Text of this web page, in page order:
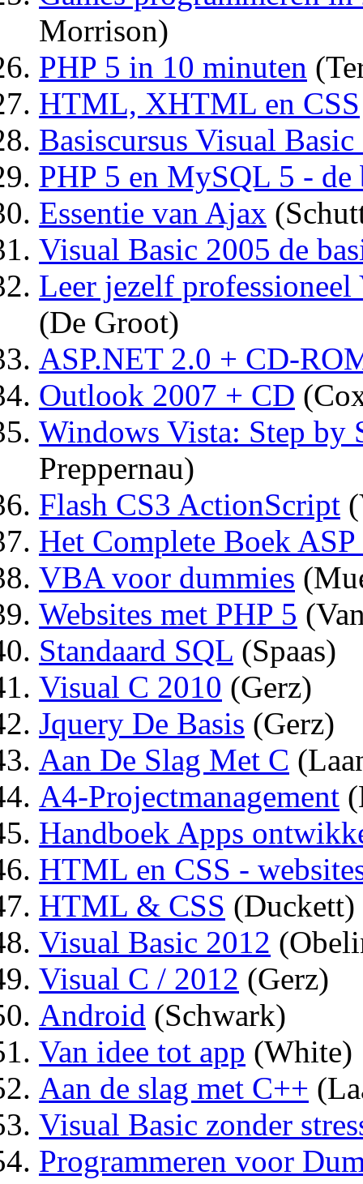
Morrison)
PHP 5 in 10 minuten
HTML, XHTML en CSS
Basiscursus Visual
PHP 5 en MySQL 5 - de
Essentie van Ajax
Visual Basic 2005 de
Leer jezelf
(De Groot)
ASP.NET 2.0 + CD-
Outlook 2007 + CD
Windows Vista: Step by
Preppernau)
Flash CS3 ActionScript
Het Complete Boek
VBA voor dummies
Websites met PHP 5
Standaard SQL (Spaas)
Visual C 2010 (Gerz)
Jquery De Basis (Gerz)
Aan De Slag Met C
A4-Projectmanagement
Handboek Apps
HTML en CSS -
HTML & CSS (Duckett)
Visual Basic 2012
Visual C / 2012 (Gerz)
Android (Schwark)
Van idee tot app (White)
Aan de slag met C++
Visual Basic zonder
Programmeren voor